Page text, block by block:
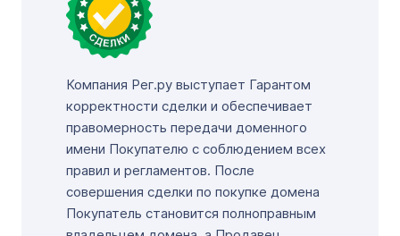
Компания Рег.ру выступает Гарантом
корректности сделки и обеспечивает
правомерность передачи доменного
имени Покупателю с соблюдением всех
правил и регламентов. После
совершения сделки по покупке домена
Покупатель становится полноправным